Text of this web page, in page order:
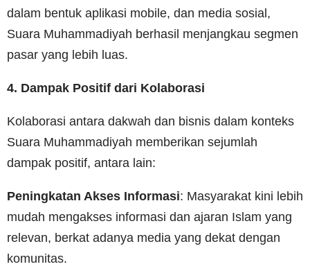
dalam bentuk aplikasi mobile, dan media sosial,
Suara Muhammadiyah berhasil menjangkau segmen
pasar yang lebih luas.
4. Dampak Positif dari Kolaborasi
Kolaborasi antara dakwah dan bisnis dalam konteks
Suara Muhammadiyah memberikan sejumlah
dampak positif, antara lain:
Peningkatan Akses Informasi: Masyarakat kini lebih
mudah mengakses informasi dan ajaran Islam yang
relevan, berkat adanya media yang dekat dengan
komunitas.